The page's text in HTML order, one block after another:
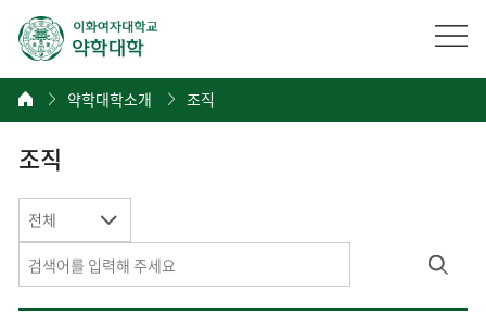
약학대학소개 조직
조직
전체